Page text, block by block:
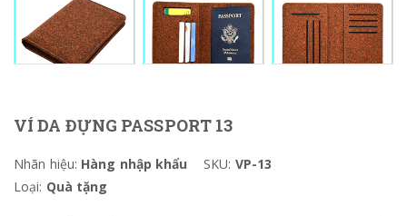
VÍ DA ĐỰNG PASSPORT 13
Nhãn hiệu: Hàng nhập khẩu SKU: VP-13
Loại: Quà tặng